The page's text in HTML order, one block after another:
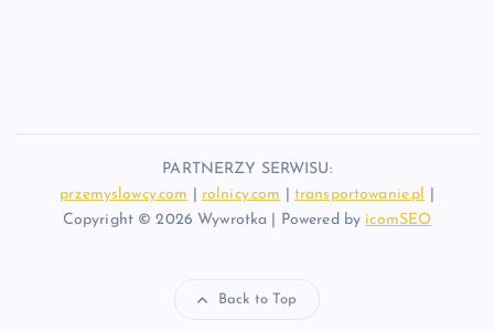
PARTNERZY SERWISU:
przemyslowcy.com
rolnicy.com transportowanie.pl
Copyright © 2026 Wywrotka | Powered by icomSEO
Back to Top